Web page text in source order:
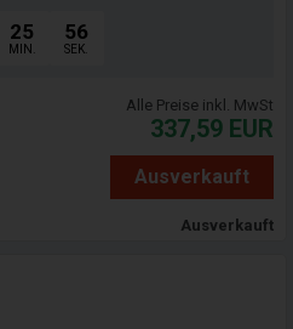
25
MIN.
55
SEK.
Alle Preise inkl. MwSt
337,59 EUR
Ausverkauft
Ausverkauft